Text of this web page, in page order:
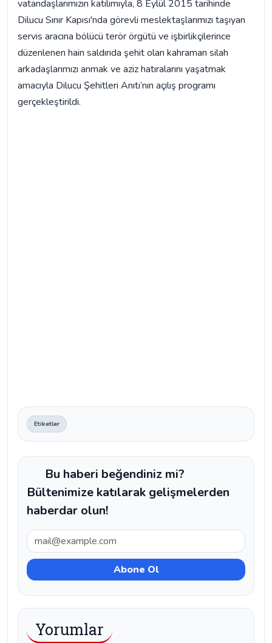
vatandaşlarımızın katılımıyla, 8 Eylül 2015 tarihinde
Dilucu Sınır Kapısı'nda görevli meslektaşlarımızı taşıyan
servis aracına bölücü terör örgütü ve işbirlikçilerince
düzenlenen hain saldırıda şehit olan kahraman silah
arkadaşlarımızı anmak ve aziz hatıralarını yaşatmak
amacıyla Dilucu Şehitleri Anıtı’nın açılış programı
gerçekleştirildi.
Etiketler
Bu haberi beğendiniz mi?
Bültenimize katılarak gelişmelerden
haberdar olun!
Yorumlar